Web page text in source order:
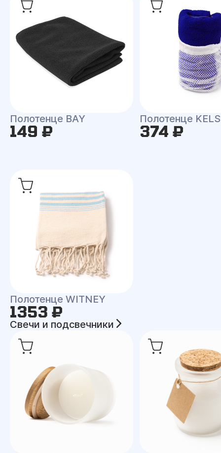
Полотенце BAY
149 ₽
Полотенце
374 ₽
Полотенце WITNEY
1353 ₽
Свечи и подсвечники